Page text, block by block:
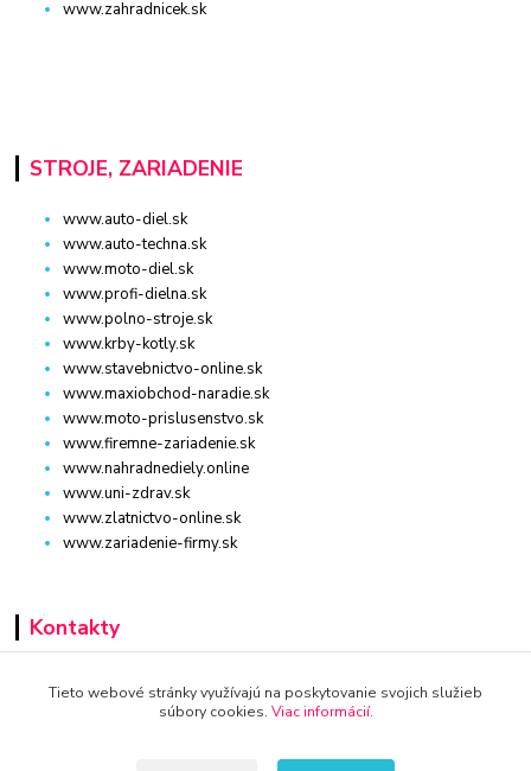
www.zahradnicek.sk
STROJE, ZARIADENIE
www.auto-diel.sk
www.auto-techna.sk
www.moto-diel.sk
www.profi-dielna.sk
www.polno-stroje.sk
www.krby-kotly.sk
www.stavebnictvo-online.sk
www.maxiobchod-naradie.sk
www.moto-prislusenstvo.sk
www.firemne-zariadenie.sk
www.nahradnediely.online
www.uni-zdrav.sk
www.zlatnictvo-online.sk
www.zariadenie-firmy.sk
Kontakty
+421 940 949 000
Tieto webové stránky využívajú na poskytovanie svojich služieb
súbory cookies. Viac informácií.